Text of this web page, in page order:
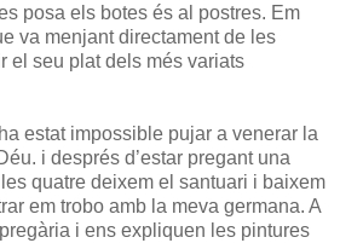
posa els botes és al postres. Em
va menjant directament de les
el seu plat dels més variats
estat impossible pujar a venerar la
i després d’estar pregant una
quatre deixem el santuari i baixem
em trobo amb la meva germana. A
i ens expliquen les pintures